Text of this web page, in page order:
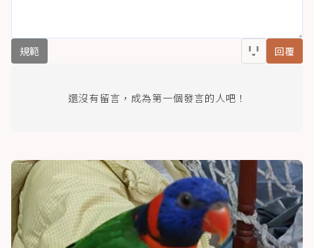
規範 回覆
還沒有留言，成為第一個發言的人吧！